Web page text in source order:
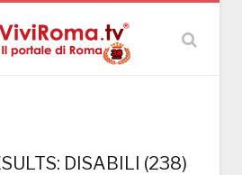
DISABILI (238)